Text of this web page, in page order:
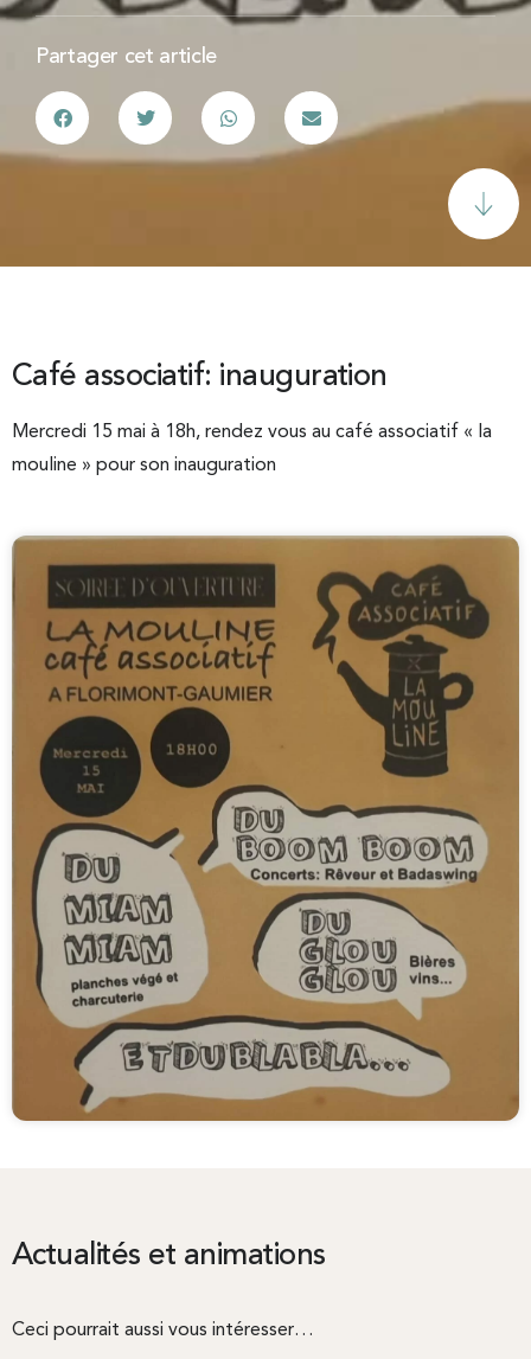
Partager cet article
Café associatif: inauguration
Mercredi 15 mai à 18h, rendez vous au café associatif « la
mouline » pour son inauguration
Actualités et animations
Ceci pourrait aussi vous intéresser…